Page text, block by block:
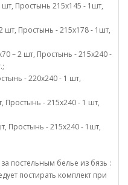
Простынь 215х145 - 1шт,
шт, Простынь - 215х178 - 1шт,
– 2 шт, Простынь - 215х240 -
- 220х240 - 1 шт,
Простынь - 215х240 - 1 шт,
Простынь - 215х240 - 1шт,
постельным белье из бязь :
постирать комплект при